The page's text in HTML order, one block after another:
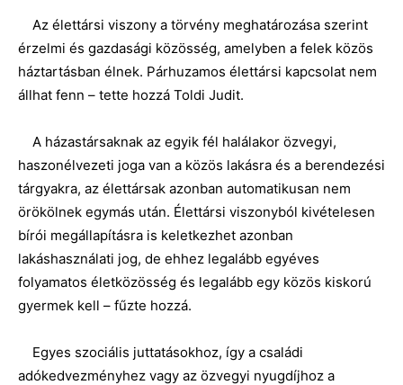
Az élettársi viszony a törvény meghatározása szerint
érzelmi és gazdasági közösség, amelyben a felek közös
háztartásban élnek. Párhuzamos élettársi kapcsolat nem
állhat fenn – tette hozzá Toldi Judit.
A házastársaknak az egyik fél halálakor özvegyi,
haszonélvezeti joga van a közös lakásra és a berendezési
tárgyakra, az élettársak azonban automatikusan nem
örökölnek egymás után. Élettársi viszonyból kivételesen
bírói megállapításra is keletkezhet azonban
lakáshasználati jog, de ehhez legalább egyéves
folyamatos életközösség és legalább egy közös kiskorú
gyermek kell – fűzte hozzá.
Egyes szociális juttatásokhoz, így a családi
adókedvezményhez vagy az özvegyi nyugdíjhoz a